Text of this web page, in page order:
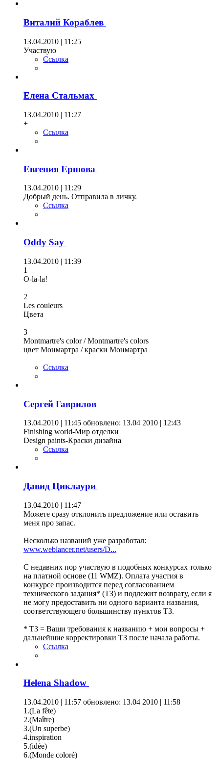
Виталий Кораблев
13.04.2010 | 11:25
Участвую
Ссылка
Елена Стальмах
13.04.2010 | 11:27
+
Ссылка
Евгения Ершова
13.04.2010 | 11:29
Добрый день. Отправила в личку.
Ссылка
Oddy Say
13.04.2010 | 11:39
1
O-la-la!
2
Les couleurs
Цвета
3
Montmartre's color / Montmartre's colors
цвет Монмартра / краски Монмартра
Ссылка
Сергей Гаврилов
13.04.2010 | 11:45 обновлено: 13.04 2010 | 12:43
Finishing world-Мир отделки
Design paints-Краски дизайна
Ссылка
Давид Циклаури
13.04.2010 | 11:47
Можете сразу отклонить предложение или оставить
меня про запас.
Несколько названий уже разработал:
www.weblancer.net/users/D...
С недавних пор участвую в подобных конкурсах только
на платной основе (11 WMZ). Оплата участия в
конкурсе производится перед согласованием
технического задания* (ТЗ) и подлежит возврату, если я
не могу предоставить ни одного варианта названия,
соответствующего большинству пунктов ТЗ.
* ТЗ = Ваши требования к названию + мои вопросы +
дальнейшие корректировки ТЗ после начала работы.
Ссылка
Helena Shadow
13.04.2010 | 11:57 обновлено: 13.04 2010 | 11:58
1.(La fête)
2.(Maître)
3.(Un superbe)
4.inspiration
5.(idée)
6.(Monde coloré)